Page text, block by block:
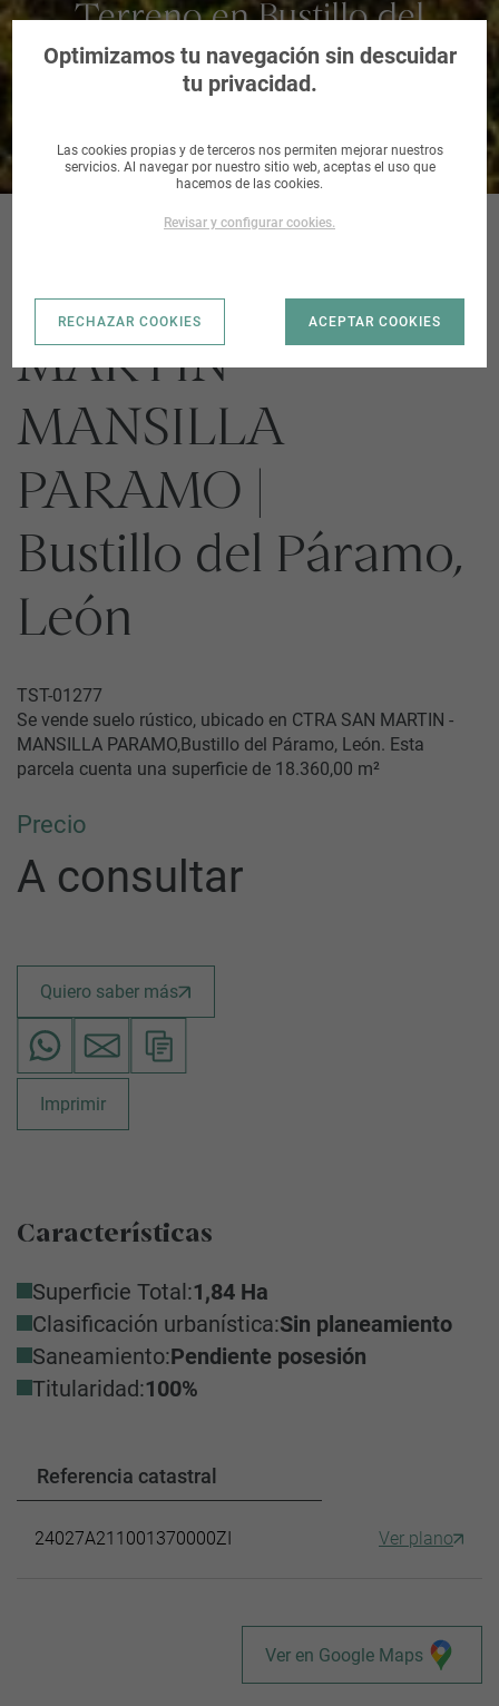
Terreno en Bustillo del
Páramo, León
CTRA SAN
MARTIN -
MANSILLA
PARAMO |
Bustillo del Páramo,
León
TST-01277
Se vende suelo rústico, ubicado en CTRA SAN MARTIN -
MANSILLA PARAMO,Bustillo del Páramo, León. Esta
parcela cuenta una superficie de 18.360,00 m²
Precio
A consultar
Quiero saber más
Imprimir
Características
Superficie Total:1,84 Ha
Clasificación urbanística:Sin planeamiento
Saneamiento:Pendiente posesión
Titularidad:100%
Referencia catastral
24027A211001370000ZI Ver plano
Ver en Google Maps
Optimizamos tu navegación sin descuidar
tu privacidad.
Las cookies propias y de terceros nos permiten mejorar nuestros
servicios. Al navegar por nuestro sitio web, aceptas el uso que
hacemos de las cookies.
Revisar y configurar cookies.
RECHAZAR COOKIES ACEPTAR COOKIES